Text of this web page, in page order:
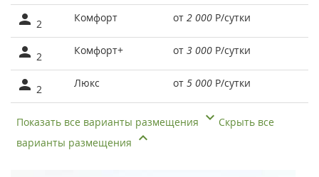
2 Комфорт от 2 000 Р/сутки
2 Комфорт+ от 3 000 Р/сутки
2 Люкс от 5 000 Р/сутки
Показать все варианты размещения
Скрыть все
варианты размещения